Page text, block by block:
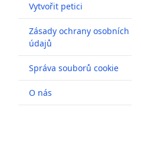
Vytvořit petici
Zásady ochrany osobních
údajů
Správa souborů cookie
O nás